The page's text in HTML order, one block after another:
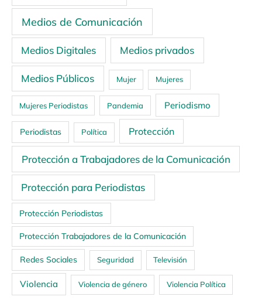
Medios de Comunicación
Medios Digitales Medios privados
Medios Públicos Mujer Mujeres
Mujeres Periodistas Pandemia Periodismo
Periodistas Política Protección
Protección a Trabajadores de la Comunicación
Protección para Periodistas
Protección Periodistas
Protección Trabajadores de la Comunicación
Redes Sociales Seguridad Televisión
Violencia Violencia de género Violencia Política